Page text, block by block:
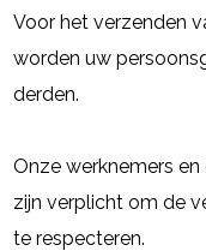
Voor het verzenden
worden uw
derden.
Onze werknemers
zijn verplicht om de
te respecteren.